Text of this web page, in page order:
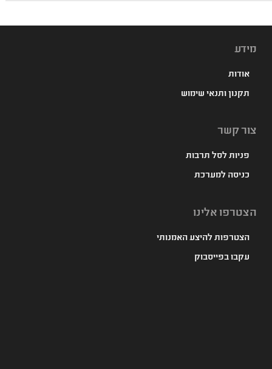
מידע
אודות
תקנון ותנאי שימוש
צור קשר
פניות לסל תרבות
כניסה למערכת
הצטרפו אלינו
הצטרפות להיצע האמנותי
עקבו בפייסבוק